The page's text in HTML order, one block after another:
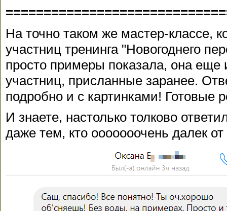
На точно таком же мастер-классе,
участниц тренинга "Новогоднего
просто примеры показала, она еще
участниц, присланные заранее.
подробно и с картинками! Готовые
И знаете, настолько толково
даже тем, кто ооооооочень далек от